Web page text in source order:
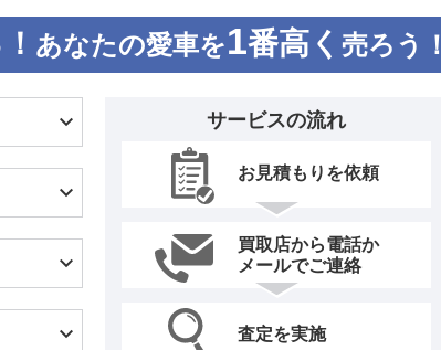
あなたの愛車を1番高く 売ろう！
サービスの流れ
お見積もりを依頼
買取店から電話か
メールでご連絡
査定を実施